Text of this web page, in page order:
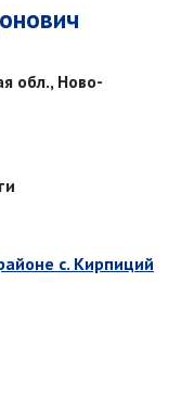
обл., Ново-
с. Кирпиций